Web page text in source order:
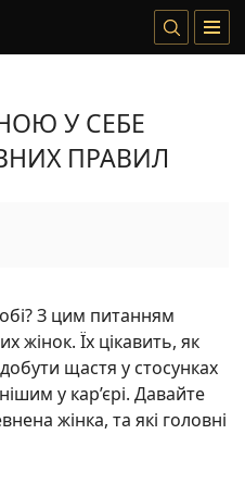
У СЕБЕ
ПРАВИЛ
З цим питанням
жінок. Їх цікавить, як
щастя у стосунках
у кар’єрі. Давайте
жінка, та які головні